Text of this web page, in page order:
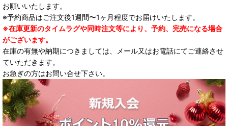
お願いいたします。
※予約商品はご注文後1週間〜1ヶ月程度でお届けいたします。
※在庫更新のタイムラグや同時注文等により、予約、完売になる場合
がございます。
在庫の有無や納期につきましては、メール又はお電話にてご連絡させ
ていただきます。
お急ぎの方はお問い合せ下さい。